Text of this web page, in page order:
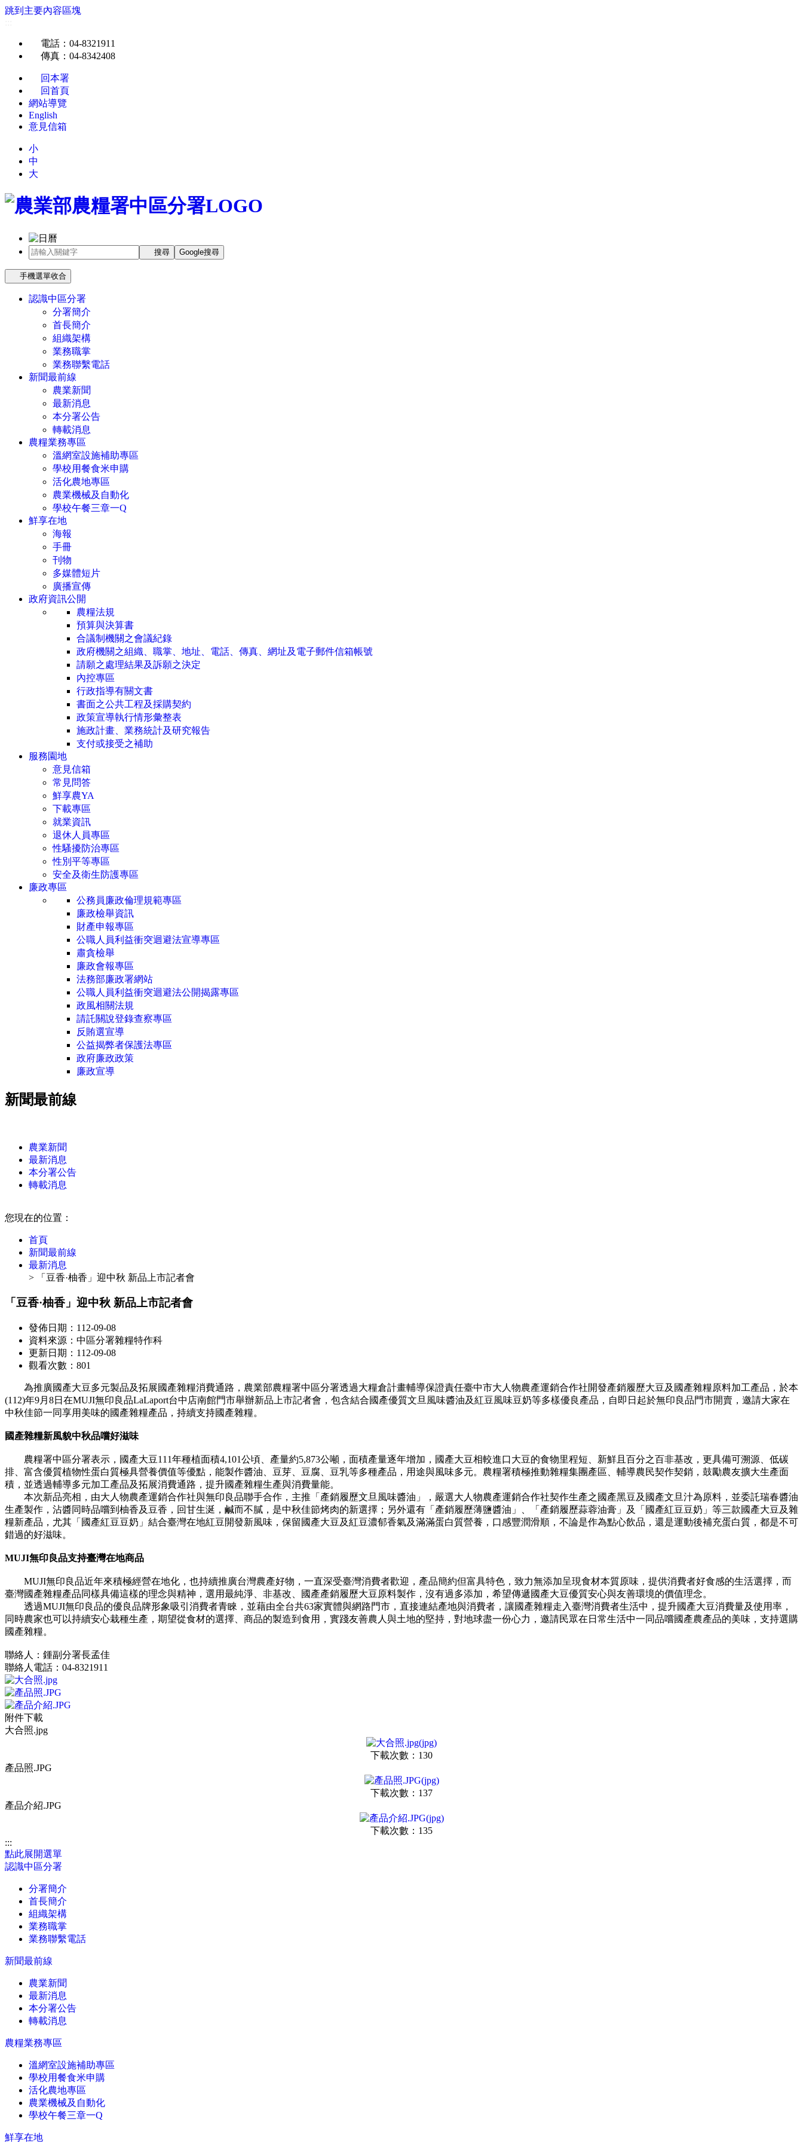
跳到主要內容區塊
電話 ：04-8321911
傳真 ：04-8342408
回本署
回首頁
網站導覽
English
意見信箱
小
中
大
搜尋 Google搜尋
手機選單收合
認識中區分署
分署簡介
首長簡介
組織架構
業務職掌
業務聯繫電話
新聞最前線
農業新聞
最新消息
本分署公告
轉載消息
農糧業務專區
溫網室設施補助專區
學校用餐食米申購
活化農地專區
農業機械及自動化
學校午餐三章一Q
鮮享在地
海報
手冊
刊物
多媒體短片
廣播宣傳
政府資訊公開
農糧法規
預算與決算書
合議制機關之會議紀錄
政府機關之組織、職掌、地址、電話、傳真、網址及電子郵件信箱帳號
請願之處理結果及訴願之決定
內控專區
行政指導有關文書
書面之公共工程及採購契約
政策宣導執行情形彙整表
施政計畫、業務統計及研究報告
支付或接受之補助
服務園地
意見信箱
常見問答
鮮享農YA
下載專區
就業資訊
退休人員專區
性騷擾防治專區
性別平等專區
安全及衛生防護專區
廉政專區
公務員廉政倫理規範專區
廉政檢舉資訊
財產申報專區
公職人員利益衝突迴避法宣導專區
肅貪檢舉
廉政會報專區
法務部廉政署網站
公職人員利益衝突迴避法公開揭露專區
政風相關法規
請託關說登錄查察專區
反賄選宣導
公益揭弊者保護法專區
政府廉政政策
廉政宣導
新聞最前線
農業新聞
最新消息
本分署公告
轉載消息
您現在的位置：
首頁
新聞最前線
最新消息
> 「豆香·柚香」迎中秋 新品上市記者會
「豆香·柚香」迎中秋 新品上市記者會
發佈日期：112-09-08
資料來源：中區分署雜糧特作科
更新日期：112-09-08
觀看次數：801
為推廣國產大豆多元製品及拓展國產雜糧消費通路，農業部農糧署中區分署透過大糧倉計畫輔導保證責任臺中市大人物農產運銷合作社開發產銷履歷大豆及國產雜糧原料加工產品，於本
(112)年9月8日在MUJI無印良品LaLaport台中店南館門市舉辦新品上市記者會，包含結合國產優質文旦風味醬油及紅豆風味豆奶等多樣優良產品，自即日起於無印良品門市開賣，邀請大家在
中秋佳節一同享用美味的國產雜糧產品，持續支持國產雜糧。
國產雜糧新風貌中秋品嚐好滋味
農糧署中區分署表示，國產大豆111年種植面積4,101公頃、產量約5,873公噸，面積產量逐年增加，國產大豆相較進口大豆的食物里程短、新鮮且百分之百非基改，更具備可溯源、低碳
排、富含優質植物性蛋白質極具營養價值等優點，能製作醬油、豆芽、豆腐、豆乳等多種產品，用途與風味多元。農糧署積極推動雜糧集團產區、輔導農民契作契銷，鼓勵農友擴大生產面
積，並透過輔導多元加工產品及拓展消費通路，提升國產雜糧生產與消費量能。
本次新品亮相，由大人物農產運銷合作社與無印良品聯手合作，主推「產銷履歷文旦風味醬油」，嚴選大人物農產運銷合作社契作生產之國產黑豆及國產文旦汁為原料，並委託瑞春醬油
生產製作，沾醬同時品嚐到柚香及豆香，回甘生涎，鹹而不膩，是中秋佳節烤肉的新選擇；另外還有「產銷履歷薄鹽醬油」、「產銷履歷蒜蓉油膏」及「國產紅豆豆奶」等三款國產大豆及雜
糧新產品，尤其「國產紅豆豆奶」結合臺灣在地紅豆開發新風味，保留國產大豆及紅豆濃郁香氣及滿滿蛋白質營養，口感豐潤滑順，不論是作為點心飲品，還是運動後補充蛋白質，都是不可
錯過的好滋味。
MUJI無印良品支持臺灣在地商品
MUJI無印良品近年來積極經營在地化，也持續推廣台灣農產好物，一直深受臺灣消費者歡迎，產品簡約但富具特色，致力無添加呈現食材本質原味，提供消費者好食感的生活選擇，而
臺灣國產雜糧產品同樣具備這樣的理念與精神，選用最純淨、非基改、國產產銷履歷大豆原料製作，沒有過多添加，希望傳遞國產大豆優質安心與友善環境的價值理念。
透過MUJI無印良品的優良品牌形象吸引消費者青睞，並藉由全台共63家實體與網路門市，直接連結產地與消費者，讓國產雜糧走入臺灣消費者生活中，提升國產大豆消費量及使用率，
同時農家也可以持續安心栽種生產，期望從食材的選擇、商品的製造到食用，實踐友善農人與土地的堅持，對地球盡一份心力，邀請民眾在日常生活中一同品嚐國產農產品的美味，支持選購
國產雜糧。
聯絡人：鍾副分署長孟佳
聯絡人電話：04-8321911
附件下載
大合照.jpg
下載次數：130
產品照.JPG
下載次數：137
產品介紹.JPG
下載次數：135
:::
點此展開選單
認識中區分署
分署簡介
首長簡介
組織架構
業務職掌
業務聯繫電話
新聞最前線
農業新聞
最新消息
本分署公告
轉載消息
農糧業務專區
溫網室設施補助專區
學校用餐食米申購
活化農地專區
農業機械及自動化
學校午餐三章一Q
鮮享在地